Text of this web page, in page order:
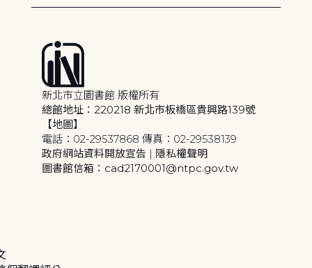
新北市立圖書館 版權所有
總館地址：220218 新北市板橋區貴興路139號
【地圖】
電話：02-29537868 傳真：02-29538139
政府網站資料開放宣告 | 隱私權聲明
圖書館信箱：cad2170001@ntpc.gov.tw